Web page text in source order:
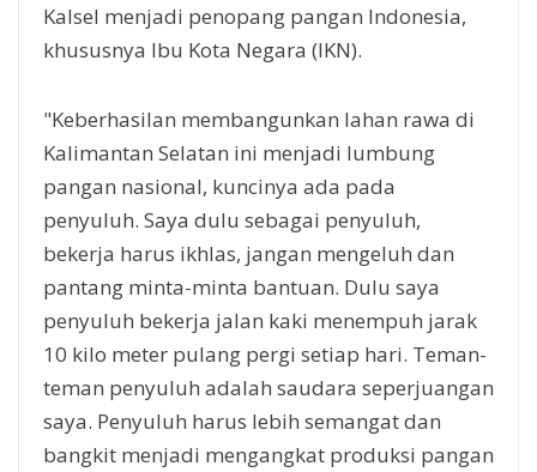
Kalsel menjadi penopang pangan Indonesia,
khususnya Ibu Kota Negara (IKN).
"Keberhasilan membangunkan lahan rawa di
Kalimantan Selatan ini menjadi lumbung
pangan nasional, kuncinya ada pada
penyuluh. Saya dulu sebagai penyuluh,
bekerja harus ikhlas, jangan mengeluh dan
pantang minta-minta bantuan. Dulu saya
penyuluh bekerja jalan kaki menempuh jarak
10 kilo meter pulang pergi setiap hari. Teman-
teman penyuluh adalah saudara seperjuangan
saya. Penyuluh harus lebih semangat dan
bangkit menjadi mengangkat produksi pangan